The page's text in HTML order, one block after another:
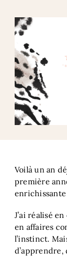
Voilà un an
première
enrichissante
J’ai réalisé
en affaires
l’instinct.
d’apprendre,